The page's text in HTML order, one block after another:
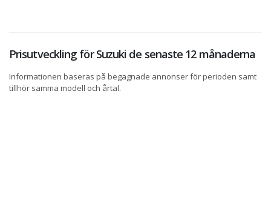
Prisutveckling för Suzuki de senaste 12 månaderna
Informationen baseras på begagnade annonser för perioden samt
tillhör samma modell och årtal.